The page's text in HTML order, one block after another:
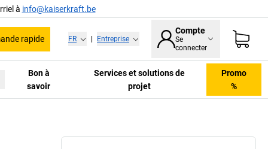
à info@kaiserkraft.be
rapide FR Entreprise
Compte
Se
connecter
Bon à
savoir
Services et solutions de
projet
Promo
%